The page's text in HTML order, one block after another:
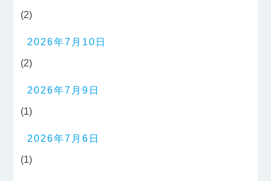
(2)
2026年7月10日
(2)
2026年7月9日
(1)
2026年7月6日
(1)